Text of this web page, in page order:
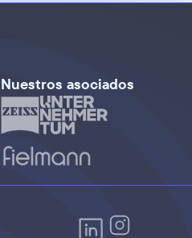
Nuestros asociados